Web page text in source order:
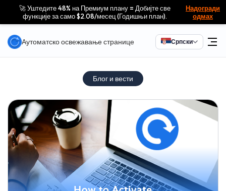
🚀 Уштедите 48% на Премиум плану = Добијте све
функције за само $2.08/месец (Годишњи план).
Надогради
одмах
Аутоматско освежавање странице Српски
Блог и вести